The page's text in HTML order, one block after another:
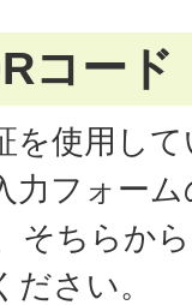
コード
を使用し
力フォー
そちらか
さい。